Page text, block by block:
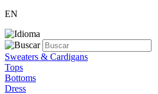
EN
Sweaters & Cardigans
Tops
Bottoms
Dress